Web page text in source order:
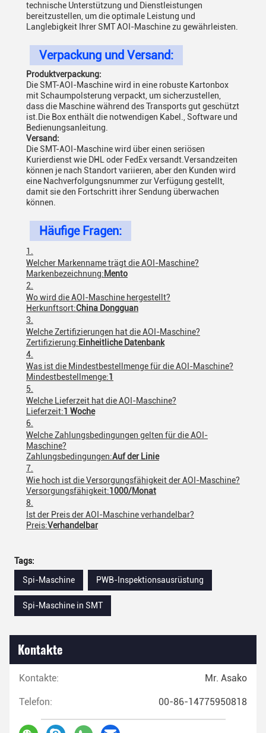
technische Unterstützung und Dienstleistungen
bereitzustellen, um die optimale Leistung und
Langlebigkeit Ihrer SMT AOI-Maschine zu gewährleisten.
Verpackung und Versand:
Produktverpackung:
Die SMT-AOI-Maschine wird in eine robuste Kartonbox
mit Schaumpolsterung verpackt, um sicherzustellen,
dass die Maschine während des Transports gut geschützt
ist.Die Box enthält die notwendigen Kabel., Software und
Bedienungsanleitung.
Versand:
Die SMT-AOI-Maschine wird über einen seriösen
Kurierdienst wie DHL oder FedEx versandt.Versandzeiten
können je nach Standort variieren, aber den Kunden wird
eine Nachverfolgungsnummer zur Verfügung gestellt,
damit sie den Fortschritt ihrer Sendung überwachen
können.
Häufige Fragen:
Welcher Markenname trägt die AOI-Maschine?
Markenbezeichnung:Mento
Wo wird die AOI-Maschine hergestellt?
Herkunftsort:China Dongguan
Welche Zertifizierungen hat die AOI-Maschine?
Zertifizierung: Einheitliche Datenbank
Was ist die Mindestbestellmenge für die AOI-Maschine?
Mindestbestellmenge:1
Welche Lieferzeit hat die AOI-Maschine?
Lieferzeit:1 Woche
Welche Zahlungsbedingungen gelten für die AOI-
Maschine?
Zahlungsbedingungen:Auf der Linie
Wie hoch ist die Versorgungsfähigkeit der AOI-Maschine?
Versorgungsfähigkeit:1000/Monat
Ist der Preis der AOI-Maschine verhandelbar?
Preis:Verhandelbar
Tags:
Spi-Maschine
PWB-Inspektionsausrüstung
Spi-Maschine in SMT
Kontakte
Kontakte: Mr. Asako
Telefon: 00-86-14775950818